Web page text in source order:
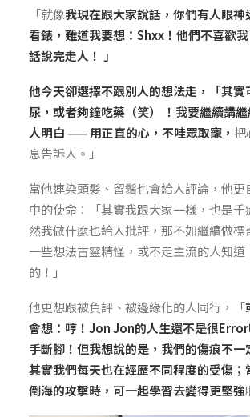
「就像我現在跟大家說話，你們有人眼
看錶，難道我要想：Shxx！他們不喜歡
話說完走人！ 」
他今天卻選擇不跟別人的想法走，「其實
尿，或者夠鐘吃藥（笑） ！我要繼續講
人明白 —— 用正直的心，不哇眾取寵， 把
息告訴人 。」
當他連染頭髮、留鬚也會給人評論，他更
中的使命：「其實我跟大家一樣，也是
然我做什麼也給人批評，那不如繼續做
一些想法古靈精怪，或不走主流的人知道
的！」
他更想跟被負評、被邊緣化的人同行，「
會想：哼！Jon Jon的人生還不是很
手斷腳！但我想說的是，我們的傷痕不一
其實我們每天也在經歷不同程度的受傷；
倒海的攻擊時，可一起學習去變得更堅強